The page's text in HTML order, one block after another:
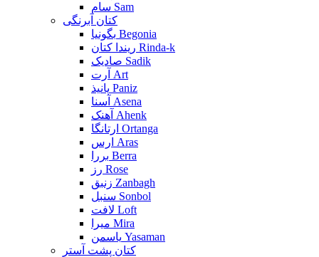
سام Sam
کتان آبرنگی
بگونیا Begonia
ریندا کتان Rinda-k
صادیک Sadik
آرت Art
پانیذ Paniz
آسنا Asena
آهنک Ahenk
ارتانگا Ortanga
ارس Aras
بررا Berra
رز Rose
زنبق Zanbagh
سنبل Sonbol
لافت Loft
میرا Mira
یاسمن Yasaman
کتان پشت آستر